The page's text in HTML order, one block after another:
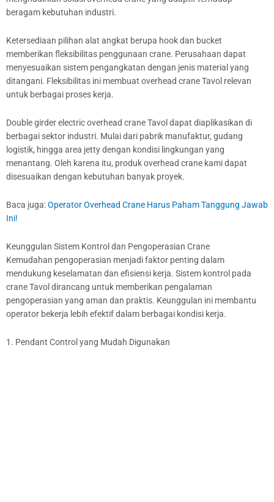
beragam kebutuhan industri.
Ketersediaan pilihan alat angkat berupa hook dan bucket
memberikan fleksibilitas penggunaan crane. Perusahaan dapat
menyesuaikan sistem pengangkatan dengan jenis material yang
ditangani. Fleksibilitas ini membuat overhead crane Tavol relevan
untuk berbagai proses kerja.
Double girder electric overhead crane Tavol dapat diaplikasikan di
berbagai sektor industri. Mulai dari pabrik manufaktur, gudang
logistik, hingga area jetty dengan kondisi lingkungan yang
menantang. Oleh karena itu, produk overhead crane kami dapat
disesuaikan dengan kebutuhan banyak proyek.
Baca juga:Operator Overhead Crane Harus Paham Tanggung Jawab
Ini!
Keunggulan Sistem Kontrol dan Pengoperasian Crane
Kemudahan pengoperasian menjadi faktor penting dalam
mendukung keselamatan dan efisiensi kerja. Sistem kontrol pada
crane Tavol dirancang untuk memberikan pengalaman
pengoperasian yang aman dan praktis. Keunggulan ini membantu
operator bekerja lebih efektif dalam berbagai kondisi kerja.
1. Pendant Control yang Mudah Digunakan